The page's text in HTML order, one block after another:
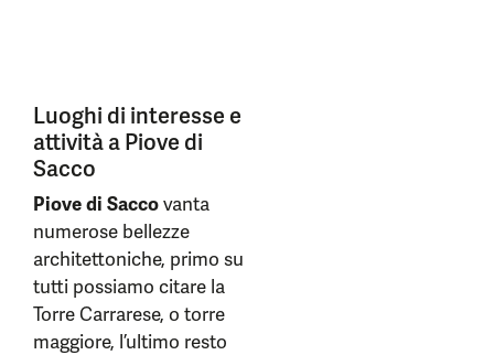
Luoghi di interesse e
attività a Piove di
Sacco
Piove di Saccovanta
numerose bellezze
architettoniche, primo su
tutti possiamo citare la
Torre Carrarese, o torre
maggiore, l’ultimo resto